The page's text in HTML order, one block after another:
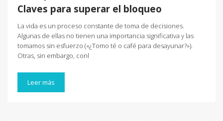
Claves para superar el bloqueo
La vida es un proceso constante de toma de decisiones.
Algunas de ellas no tienen una importancia significativa y las
tomamos sin esfuerzo («¿Tomo té o café para desayunar?»).
Otras, sin embargo, conl
Leer más